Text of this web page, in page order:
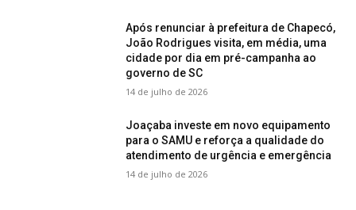
Após renunciar à prefeitura de Chapecó,
João Rodrigues visita, em média, uma
cidade por dia em pré-campanha ao
governo de SC
14 de julho de 2026
Joaçaba investe em novo equipamento
para o SAMU e reforça a qualidade do
atendimento de urgência e emergência
14 de julho de 2026